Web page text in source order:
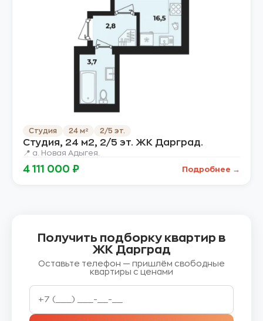
Студия 24 м² 2/5 эт.
Студия, 24 м2, 2/5 эт. ЖК Дарград.
📍 а. Новая Адыгея.
4 111 000 ₽ Подробнее →
Получить подборку квартир в
ЖК Дарград
Оставьте телефон — пришлём свободные
квартиры с ценами